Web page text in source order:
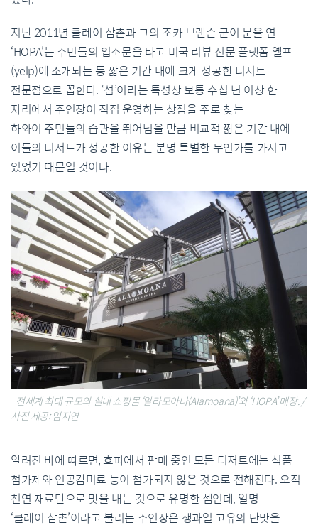
지난2011년 클레이 삼촌과그의 조카브랜슨 군이 문을 연
‘HOPA’는주민들의 입소문을 타고 미국 리뷰 전문플랫폼 옐프
(yelp)에 소개되는 등 짧은 기간 내에 크게 성공한 디저트
전문점으로 꼽힌다. ‘섬’이라는 특성상 보통수십 년 이상 한
자리에서 주인장이 직접 운영하는 상점을 주로 찾는
하와이주민들의 습관을뛰어넘을 만큼 비교적 짧은 기간 내에
이들의 디저트가성공한 이유는 분명 특별한 무언가를 가지고
있었기 때문일 것이다.
전세계 최대 규모의 실내 쇼핑몰 ‘알라모아나(Alamoana)’와 ‘HOPA’ 매장. /
사진 제공: 임지연
알려진 바에 따르면, 호파에서 판매 중인 모든 디저트에는 식품
첨가제와 인공감미료 등이 첨가되지 않은 것으로 전해진다.오직
천연 재료만으로 맛을 내는 것으로 유명한 셈인데 , 일명
‘클레이 삼촌’이라고 불리는 주인장은 생과일 고유의 단맛을